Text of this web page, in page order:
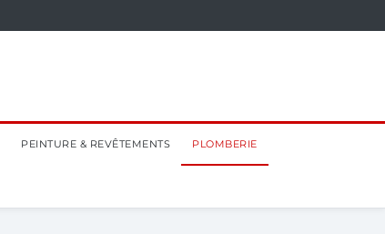
PEINTURE & REVÊTEMENTS PLOMBERIE